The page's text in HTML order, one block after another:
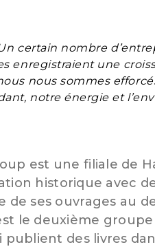
certain nombre
enregistraient une
nous sommes
notre énergie et
est une filiale de
historique avec
ses ouvrages au
le deuxième
publient des livres